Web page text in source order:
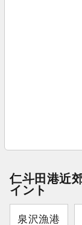
仁斗田港近
イント
泉沢漁港